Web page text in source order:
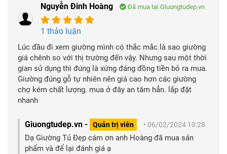
Nguyễn Đinh Hoàng Đã mua tại Giuongtudep.vn
1 thảo luận
Lúc đầu đi xem giường mình có thắc mắc là sao giường
giá chênh so với thị trường đến vậy. Nhưng sau một thời
gian sử dụng thì đúng là xứng đáng đồng tiền bỏ ra mua.
Giường đúng gỗ tự nhiên nên giá cao hơn các giường
chợ kém chất lượng. mua ở đây an tâm hẳn. lắp đặt
nhanh
Giuongtudep.vn - Quản trị viên • 06/02/2024 10:28
Dạ Giường Tủ Đẹp cám ơn anh Hoàng đã mua sản
phẩm và để lại đánh giá ạ